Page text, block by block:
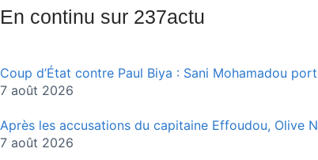
En continu sur 237actu
Coup d’État contre Paul Biya : Sani Mohamadou
7 août 2026
Après les accusations du capitaine Effoudou, Olive
7 août 2026